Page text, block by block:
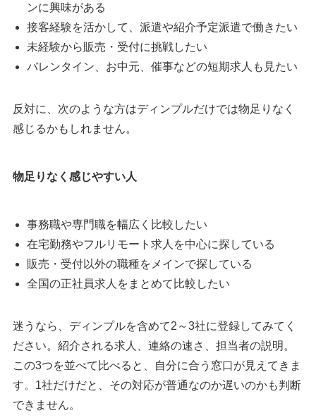
ンに興味がある
接客経験を活かして、派遣や紹介予定派遣で働きたい
未経験から販売・受付に挑戦したい
バレンタイン、お中元、催事などの短期求人も見たい
反対に、次のような方はディンプルだけでは物足りなく
感じるかもしれません。
物足りなく感じやすい人
事務職や専門職を幅広く比較したい
在宅勤務やフルリモート求人を中心に探している
販売・受付以外の職種をメインで探している
全国の正社員求人をまとめて比較したい
迷うなら、ディンプルを含めて2～3社に登録してみてく
ださい。紹介される求人、連絡の速さ、担当者の説明。
この3つを並べて比べると、自分に合う窓口が見えてきま
す。1社だけだと、その対応が普通なのか遅いのかも判断
できません。